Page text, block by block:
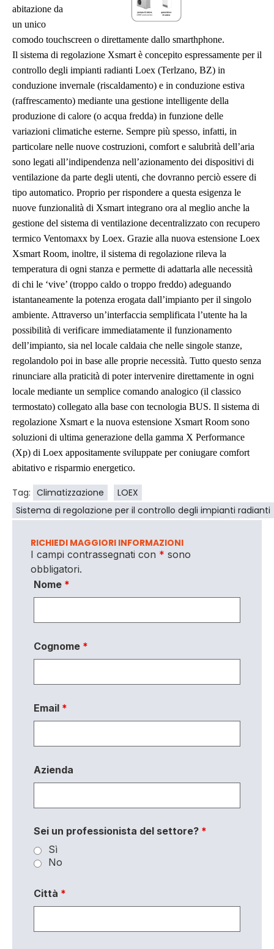
abitazione da
un unico
comodo touchscreen o direttamente dallo smarthphone.
Il sistema di regolazione Xsmart è concepito espressamente per il
controllo degli impianti radianti Loex (Terlzano, BZ) in
conduzione invernale (riscaldamento) e in conduzione estiva
(raffrescamento) mediante una gestione intelligente della
produzione di calore (o acqua fredda) in funzione delle
variazioni climatiche esterne. Sempre più spesso, infatti, in
particolare nelle nuove costruzioni, comfort e salubrità dell’aria
sono legati all’indipendenza nell’azionamento dei dispositivi di
ventilazione da parte degli utenti, che dovranno perciò essere di
tipo automatico. Proprio per rispondere a questa esigenza le
nuove funzionalità di Xsmart integrano ora al meglio anche la
gestione del sistema di ventilazione decentralizzato con recupero
termico Ventomaxx by Loex. Grazie alla nuova estensione Loex
Xsmart Room, inoltre, il sistema di regolazione rileva la
temperatura di ogni stanza e permette di adattarla alle necessità
di chi le ‘vive’ (troppo caldo o troppo freddo) adeguando
istantaneamente la potenza erogata dall’impianto per il singolo
ambiente. Attraverso un’interfaccia semplificata l’utente ha la
possibilità di verificare immediatamente il funzionamento
dell’impianto, sia nel locale caldaia che nelle singole stanze,
regolandolo poi in base alle proprie necessità. Tutto questo senza
rinunciare alla praticità di poter intervenire direttamente in ogni
locale mediante un semplice comando analogico (il classico
termostato) collegato alla base con tecnologia BUS. Il sistema di
regolazione Xsmart e la nuova estensione Xsmart Room sono
soluzioni di ultima generazione della gamma X Performance
(Xp) di Loex appositamente sviluppate per coniugare comfort
abitativo e risparmio energetico.
Tag: Climatizzazione
LOEX
Sistema di regolazione per il controllo degli impianti radianti
RICHIEDI MAGGIORI INFORMAZIONI
I campi contrassegnati con * sono
obbligatori.
Nome *
Cognome *
Email *
Azienda
Sei un professionista del settore? *
Sì
No
Città *